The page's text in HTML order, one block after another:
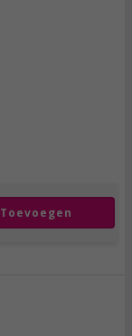
Toevoegen